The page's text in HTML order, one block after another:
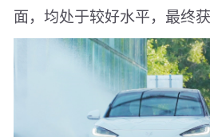
面，均处于较好水平，最终